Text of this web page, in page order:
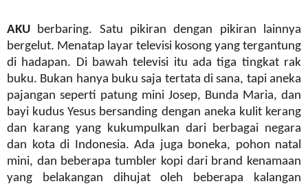
AKU berbaring. Satu pikiran dengan pikiran lainnya
bergelut. Menatap layar televisi kosong yang tergantung
di hadapan. Di bawah televisi itu ada tiga tingkat rak
buku. Bukan hanya buku saja tertata di sana, tapi aneka
pajangan seperti patung mini Josep, Bunda Maria, dan
bayi kudus Yesus bersanding dengan aneka kulit kerang
dan karang yang kukumpulkan dari berbagai negara
dan kota di Indonesia. Ada juga boneka, pohon natal
mini, dan beberapa tumbler kopi dari brand kenamaan
yang belakangan dihujat oleh beberapa kalangan